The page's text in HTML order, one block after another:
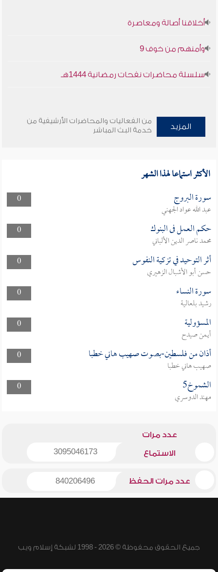
أخلاقنا أصالة ومعاصرة
وأمنهم من خوف 9
سلسلة محاضرات نفحات رمضانية 1444هـ
المزيد
من الفعاليات والمحاضرات الأرشيفية من
خدمة البث المباشر
الأكثر استماعا لهذا الشهر
0 سورة البروج
عبد الله عواد الجهني
0
حكم العمل فى البنوك
محمد ناصر الدين الألباني
0
أثر التوحيد في تزكية النفوس
حسن أبو الأشبال الزهيري
0
سورة النساء
رشيد بلعالية
0
المسؤولية
أيمن صيدح
0
أذان من فلسطين-بصوت صهيب هاني خطبا
صهيب هاني خطبا
0
الشموخ5
مهند الدوسري
عدد مرات
الاستماع 3095046173
عدد مرات الحفظ 840206496
جميع الحقوق محفوظة © 2026 - 1998 لشبكة إسلام ويب